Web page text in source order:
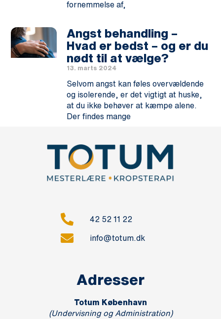
fornemmelse af,
Angst behandling –
Hvad er bedst – og er du
nødt til at vælge?
13. marts 2024
Selvom angst kan føles overvældende
og isolerende, er det vigtigt at huske,
at du ikke behøver at kæmpe alene.
Der findes mange
42 52 11 22
info@totum.dk
Adresser
Totum København
(Undervisning og Administration)